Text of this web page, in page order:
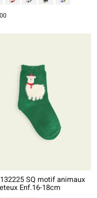
SQ motif animaux
Enf.16-18cm